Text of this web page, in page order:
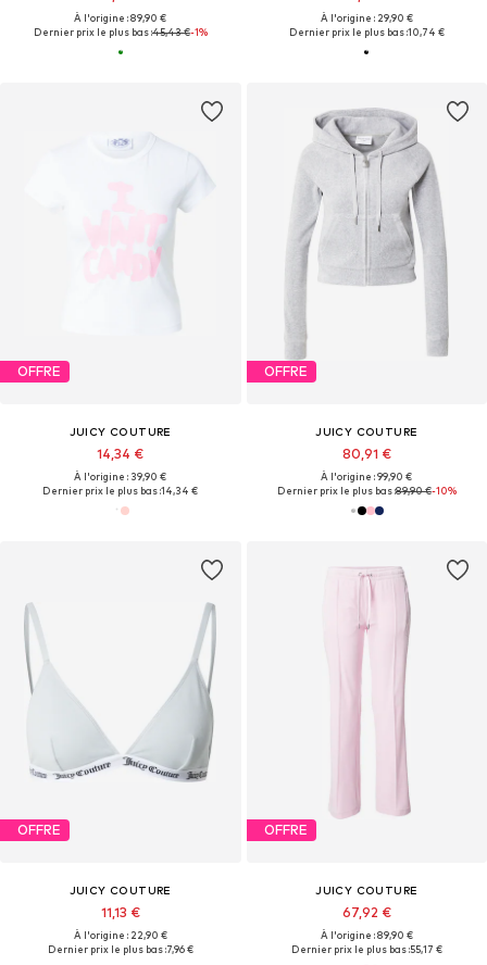
À l'origine : 89,90 €
Dernier prix le plus bas :45,43 €-1%
À l'origine : 29,90 €
Dernier prix le plus bas :10,74 €
OFFRE
JUICY COUTURE
14,34 €
À l'origine : 39,90 €
Dernier prix le plus bas :14,34 €
OFFRE
JUICY COUTURE
80,91 €
À l'origine : 99,90 €
Dernier prix le plus bas :89,90 €-10%
OFFRE
JUICY COUTURE
11,13 €
À l'origine : 22,90 €
Dernier prix le plus bas :7,96 €
OFFRE
JUICY COUTURE
67,92 €
À l'origine : 89,90 €
Dernier prix le plus bas :55,17 €